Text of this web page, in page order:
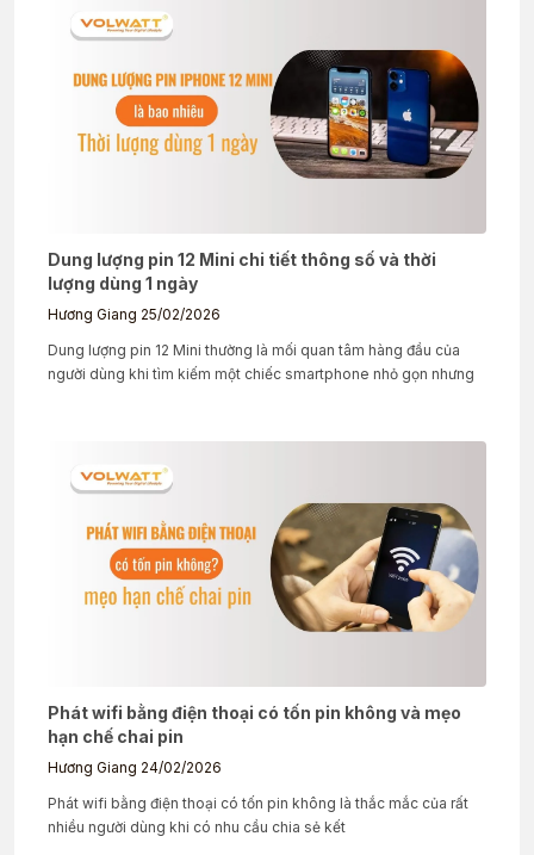
Dung lượng pin 12 Mini chi tiết thông số và thời
lượng dùng 1 ngày
Hương Giang 25/02/2026
Dung lượng pin 12 Mini thường là mối quan tâm hàng đầu của
người dùng khi tìm kiếm một chiếc smartphone nhỏ gọn nhưng
Phát wifi bằng điện thoại có tốn pin không và mẹo
hạn chế chai pin
Hương Giang 24/02/2026
Phát wifi bằng điện thoại có tốn pin không là thắc mắc của rất
nhiều người dùng khi có nhu cầu chia sẻ kết